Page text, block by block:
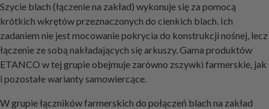
Szycie blach (łączenie na zakład) wykonuje się za pomocą
krótkich wkrętów przeznaczonych do cienkich blach. Ich
zadaniem nie jest mocowanie pokrycia do konstrukcji nośnej, lecz
łączenie ze sobą nakładających się arkuszy. Gama produktów
ETANCO w tej grupie obejmuje zarówno zszywki farmerskie, jak
i pozostałe warianty samowiercące.
W grupie łączników farmerskich do połączeń blach na zakład